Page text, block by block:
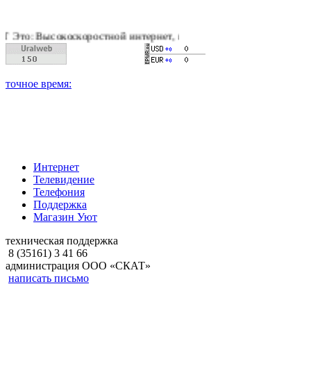
интернет, качественное цифровое и кабельное
Интернет
Телевидение
Телефония
Поддержка
Магазин Уют
техническая поддержка
8 (35161) 3 41 66
администрация ООО «СКАТ»
написать письмо